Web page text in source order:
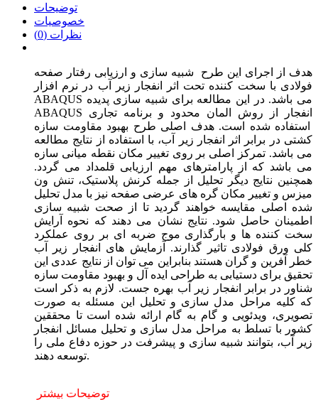
توضیحات
خصوصیات
نظرات (0)
هدف از اجرای این طرح شبیه سازی و ارزیابی رفتار صفحه
فولادی با سخت کننده تحت اثر انفجار زیر آب در نرم افزار
ABAQUS می باشد. در این مطالعه برای شبیه سازی پدیده
انفجار از روش المان محدود و برنامه تجاری ABAQUS
استفاده شده است. هدف اصلی طرح بهبود مقاومت سازه
کشتی در برابر اثر انفجار زیر آب، با استفاده از نتایج مطالعه
می باشد. تمرکز اصلی بر روی تغییر مکان نقطه میانی سازه
می باشد که از پارامترهای مهم ارزیابی قلمداد می گردد.
همچنین نتایج دیگر تحلیل از جمله کرنش پلاستیک، تنش ون
میزس و تغییر مکان گره های عرضی صفحه نیز با مدل تحلیل
شده اصلی مقایسه خواهند گردید تا از صحت شبیه سازی
اطمینان حاصل شود. نتایج نشان می دهند که نحوه آرایش
سخت کننده ها و بارگذاری موج ضربه ای بر روی عملکرد
کلی ورق فولادی تاثیر گذارند. آزمایش های انفجار زیر آب
خطر آفرین و گران هستند بنابراین می توان از نتایج عددی این
تحقیق برای دستیابی به طراحی ایده آل و بهبود مقاومت سازه
شناور در برابر انفجار زیر آب بهره جست. لازم به ذکر است
که کلیه مراحل مدل سازی و تحلیل این مسئله به صورت
تصویری، ویدئویی و گام به گام ارائه شده است تا محققین
کشور با تسلط به مراحل مدل سازی و تحلیل مسائل انفجار
زیر آب، بتوانند شبیه سازی و پیشرفت در حوزه دفاع ملی را
توسعه دهند.
توضیحات بیشتر